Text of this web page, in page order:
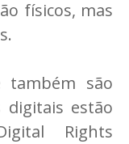
físicos, mas
também são
digitais estão
Rights